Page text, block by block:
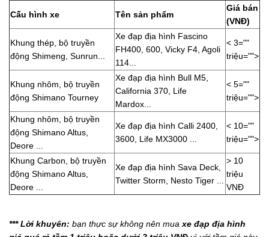
Cấu hình xe Tên sản phẩm
Giá bán
(VNĐ)
Khung thép, bộ truyền
động Shimeng, Sunrun...
Xe đạp địa hình Fascino
FH400, 600, Vicky F4, Agoli
114...
< 3=""
triệu="">
Khung nhôm, bộ truyền
động Shimano Tourney
Xe đạp địa hình Bull M5,
California 370, Life
Mardox...
< 5=""
triệu="">
Khung nhôm, bộ truyền
động Shimano Altus,
Deore ...
Xe đạp địa hình Calli 2400,
3600, Life MX3000 ...
< 10=""
triệu="">
Khung Carbon, bộ truyền
động Shimano Altus,
Deore ...
Xe đạp địa hình Sava Deck,
Twitter Storm, Nesto Tiger ...
> 10
triệu
VNĐ
*** Lời khuyên: bạn thực sự không nên muaxe đạp địa hình